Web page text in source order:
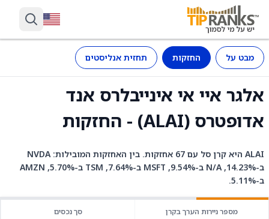
מבט על החזקות תחזית אנליסטים
אלגר איי אי אינייבלרס אנד
אדופטרס (ALAI) - החזקות
ALAI היא קרן סל עם 67 אחזקות. בין האחזקות המובילות: NVDA
ב-14.23%, N/A ב-9.54%, MSFT ב-7.64%, TSM ב-5.70%, AMZN
ב-5.11%.
מספר ניירות הערך בקרן סך נכסים